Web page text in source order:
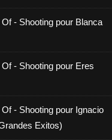
- Shooting pour Blanca
- Shooting pour Eres
- Shooting pour Ignacio
Exitos)